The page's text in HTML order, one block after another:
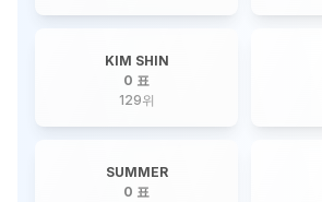
KIM SHIN
0 표
129위
SUMMER
0 표